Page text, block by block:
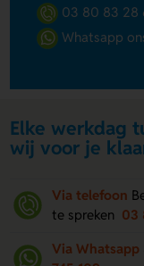
03 80 83 28
Whatsapp
Elke werkdag
wij voor je
Via telefoon
te spreken 03
Via Whatsapp